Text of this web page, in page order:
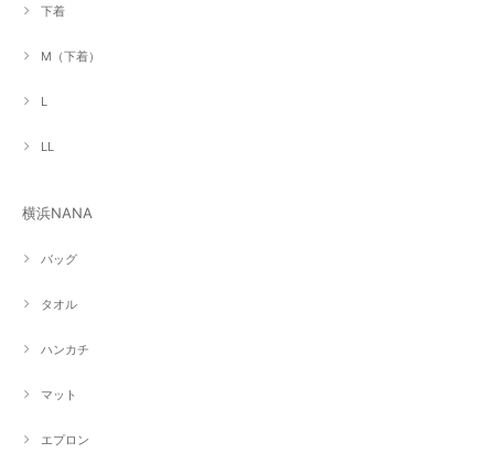
下着
M（下着）
L
LL
横浜NANA
バッグ
タオル
ハンカチ
マット
エプロン